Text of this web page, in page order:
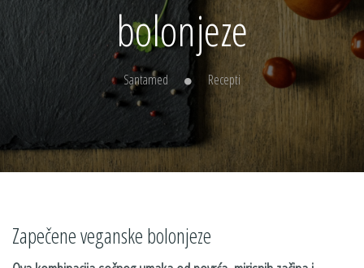
bolonjeze
Santamed Recepti
Zapečene veganske bolonjeze